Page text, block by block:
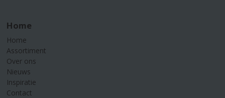
Home
Home
Assortiment
Over ons
Nieuws
Inspiratie
Contact